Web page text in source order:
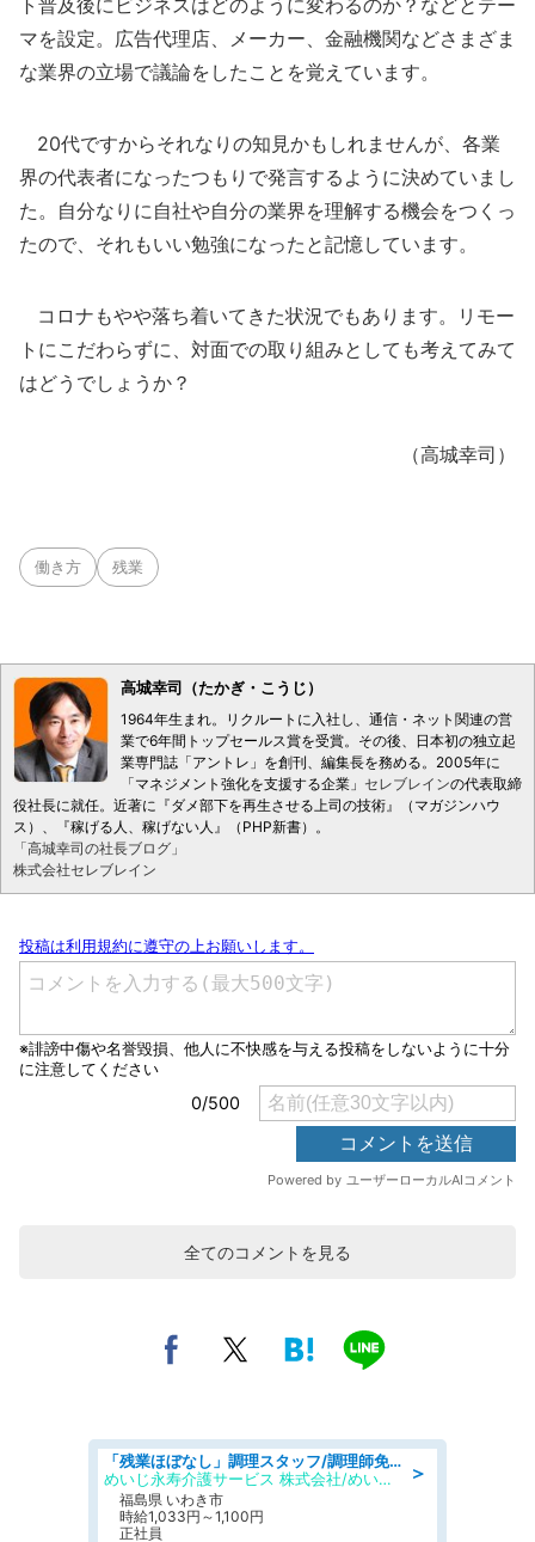
ト普及後にビジネスはどのように変わるのか？などとテー
マを設定。広告代理店、メーカー、金融機関などさまざま
な業界の立場で議論をしたことを覚えています。
20代ですからそれなりの知見かもしれませんが、各業
界の代表者になったつもりで発言するように決めていまし
た。自分なりに自社や自分の業界を理解する機会をつくっ
たので、それもいい勉強になったと記憶しています。
コロナもやや落ち着いてきた状況でもあります。リモー
トにこだわらずに、対面での取り組みとしても考えてみて
はどうでしょうか？
（高城幸司）
働き方 残業
高城幸司（たかぎ・こうじ）
1964年生まれ。リクルートに入社し、通信・ネット関連の営
業で6年間トップセールス賞を受賞。その後、日本初の独立起
業専門誌「アントレ」を創刊、編集長を務める。2005年に
「マネジメント強化を支援する企業」 セレブレインの代表取締
役社長に就任。近著に『ダメ部下を再生させる上司の技術』（マガジンハウ
ス）、『稼げる人、稼げない人』（PHP新書）。
「高城幸司の社長ブログ」
株式会社セレブレイン
全てのコメントを見る
＞
「残業ほぼなし」調理スタッフ/調理師免許必須/正職員/日勤のみ/住宅型有料老人ホーム
めいじ永寿介護サービス 株式会社/めいじ永寿介護サービスセンター
福島県 いわき市
時給1,033円～1,100円
正社員